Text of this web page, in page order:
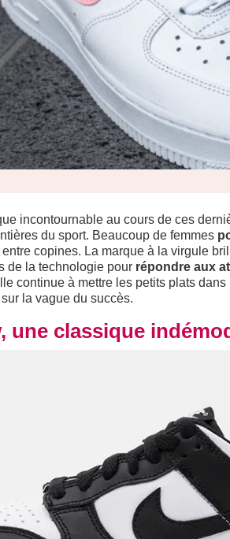
incontournable au cours de ces
du sport. Beaucoup de femmes
copines. La marque à la virgule
de la technologie pour répondre aux
continue à mettre les petits plats
la vague du succès.
une classique